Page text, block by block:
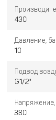
•
•
•
• Линейные
430
Давление,
10
Подвод
G1/2"
380